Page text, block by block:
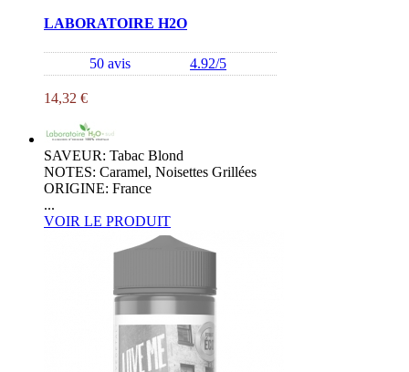
LABORATOIRE H2O
50 avis 4.92/5
14,32 €
SAVEUR: Tabac Blond
NOTES: Caramel, Noisettes Grillées
ORIGINE: France
...
VOIR LE PRODUIT